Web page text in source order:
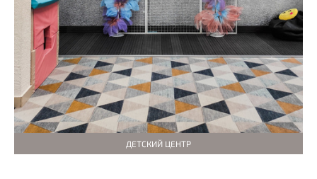
ДЕТСКИЙ ЦЕНТР